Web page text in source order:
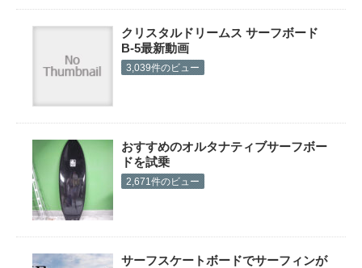
クリスタルドリームス サーフボード
B-5最新動画
3,039件のビュー
おすすめのオルタナティブサーフボー
ドを試乗
2,671件のビュー
サーフスケートボードでサーフィンが